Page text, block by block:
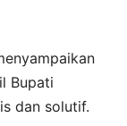
Bupati
dan solutif.